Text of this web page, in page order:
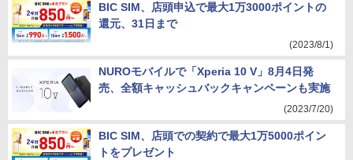
BIC SIM、店頭申込で最大1万3000ポイントの
還元、31日まで
(2023/8/1)
NUROモバイルで「Xperia 10 V」8月4日発
売、全額キャッシュバックキャンペーンも実施
(2023/7/20)
BIC SIM、店頭での契約で最大1万5000ポイン
トをプレゼント